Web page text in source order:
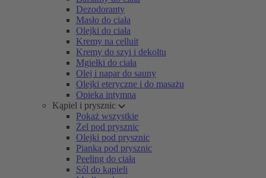
Dezodoranty
Masło do ciała
Olejki do ciała
Kremy na celluit
Kremy do szyi i dekoltu
Mgiełki do ciała
Olej i napar do sauny
Olejki eteryczne i do masażu
Opieka intymna
Kąpiel i prysznic
Pokaż wszystkie
Żel pod prysznic
Olejki pod prysznic
Pianka pod prysznic
Peeling do ciała
Sól do kąpieli